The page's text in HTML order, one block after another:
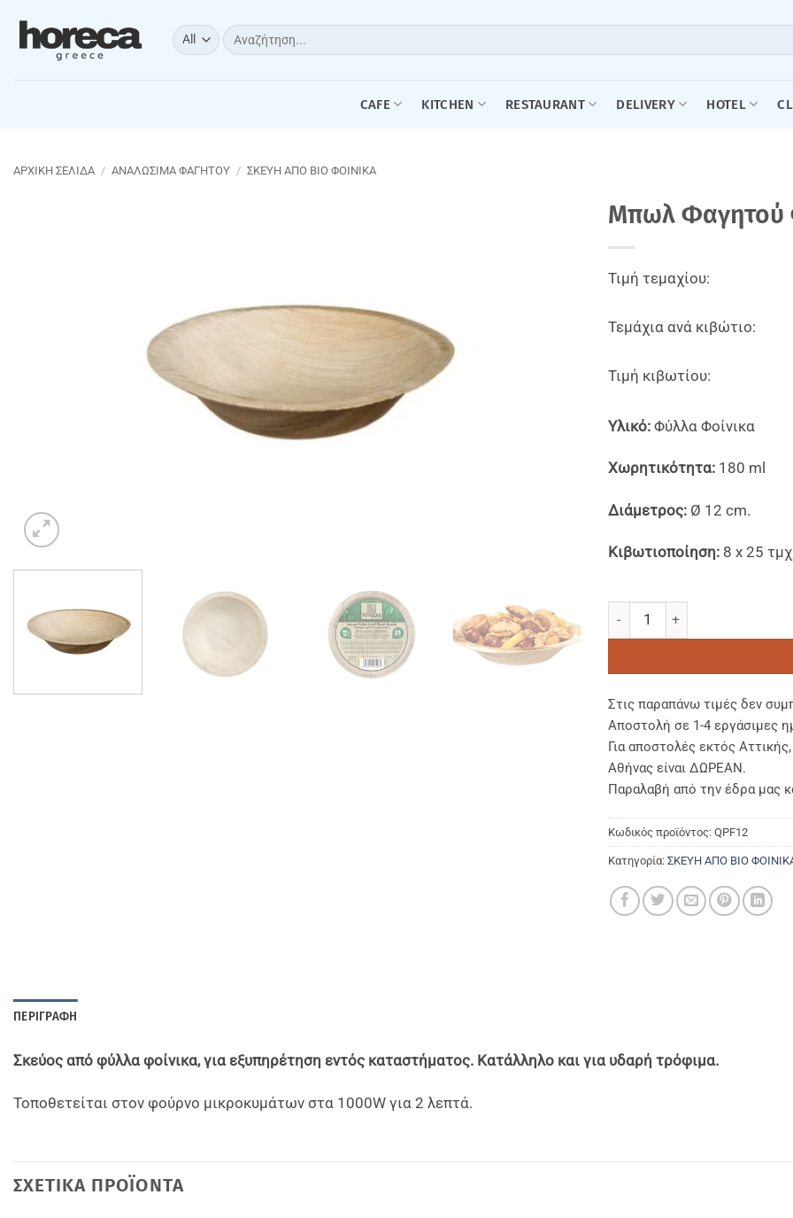
περιεχόμενο
Αναζήτηση
για:
CAFE KITCHEN RESTAURANT DELIVERY HOTEL
ΑΡΧΙΚΉ ΣΕΛΊΔΑ / ΑΝΑΛΩΣΙΜΑ ΦΑΓΗΤΟΥ / ΣΚΕΥΗ ΑΠΟ ΒΙΟ ΦΟΙΝΙΚΑ
Μπωλ Φαγητού
Τιμή τεμαχίου:
Τεμάχια ανά κιβώτιο:
Τιμή κιβωτίου:
Υλικό: Φύλλα Φοίνικα
Χωρητικότητα: 180 ml
Διάμετρος: Ø 12 cm.
Κιβωτιοποίηση: 8 x 25
Μπωλ Φαγητού Φύλλα
Στις παραπάνω τιμές δεν
Αποστολή σε 1-4 εργάσιμες
Για αποστολές εκτός
Αθήνας είναι ΔΩΡΕΑΝ.
Παραλαβή από την έδρα μας
Κωδικός προϊόντος: QPF12
Κατηγορία: ΣΚΕΥΗ ΑΠΟ ΒΙΟ
ΠΕΡΙΓΡΑΦΉ
Σκεύος από φύλλα φοίνικα, για εξυπηρέτηση εντός καταστήματος. Κατάλληλο και για υδαρή τρόφιμα.
Τοποθετείται στον φούρνο μικροκυμάτων στα 1000W για 2 λεπτά.
ΣΧΕΤΙΚΆ ΠΡΟΪΌΝΤΑ